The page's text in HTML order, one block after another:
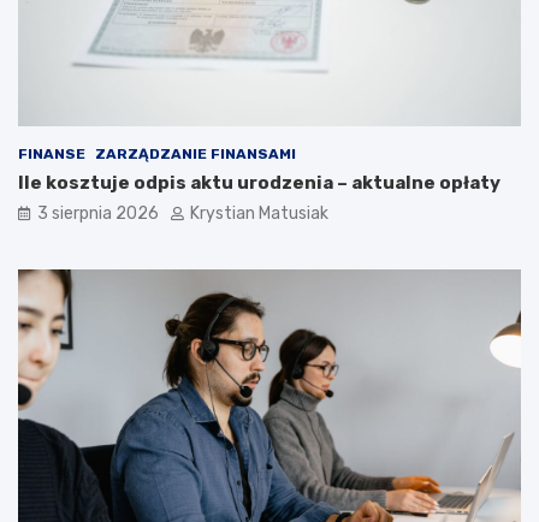
FINANSE ZARZĄDZANIE FINANSAMI
Ile kosztuje odpis aktu urodzenia – aktualne opłaty
3 sierpnia 2026 Krystian Matusiak